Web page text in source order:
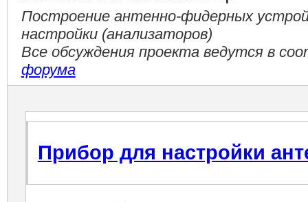
Построение антенно-фидерных
настройки (анализаторов)
Все обсуждения проекта ведутся в
форума
Прибор для настройки